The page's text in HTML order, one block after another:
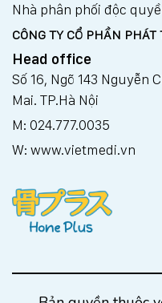
Nhà phân phối độc
CÔNG TY CỔ PHẦN
Head office
Số 16, Ngõ 143 Nguyễn
Mai. TP.Hà Nội
M: 024.777.0035
W: www.vietmedi.vn